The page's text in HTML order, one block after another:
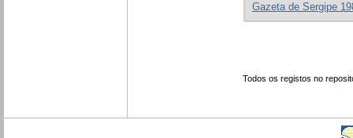
Gazeta de Sergipe
Todos os registos no